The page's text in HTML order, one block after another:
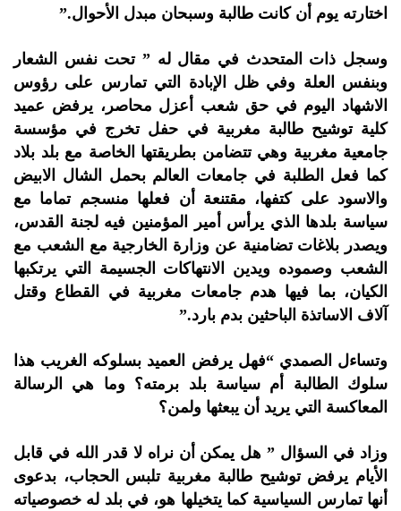
اختارته يوم أن كانت طالبة وسبحان مبدل الأحوال.”
وسجل ذات المتحدث في مقال له ” تحت نفس الشعار
وبنفس العلة وفي ظل الإبادة التي تمارس على رؤوس
الاشهاد اليوم في حق شعب أعزل محاصر، يرفض عميد
كلية توشيح طالبة مغربية في حفل تخرج في مؤسسة
جامعية مغربية وهي تتضامن بطريقتها الخاصة مع بلد بلاد
كما فعل الطلبة في جامعات العالم بحمل الشال الابيض
والاسود على كتفها، مقتنعة أن فعلها منسجم تماما مع
سياسة بلدها الذي يرأس أمير المؤمنين فيه لجنة القدس،
ويصدر بلاغات تضامنية عن وزارة الخارجية مع الشعب مع
الشعب وصموده ويدين الانتهاكات الجسيمة التي يرتكبها
الكيان، بما فيها هدم جامعات مغربية في القطاع وقتل
آلاف الاساتذة الباحثين بدم بارد.”
وتساءل الصمدي “فهل يرفض العميد بسلوكه الغريب هذا
سلوك الطالبة أم سياسة بلد برمته؟ وما هي الرسالة
المعاكسة التي يريد أن يبعثها ولمن؟
وزاد في السؤال ” هل يمكن أن نراه لا قدر الله في قابل
الأيام يرفض توشيح طالبة مغربية تلبس الحجاب، بدعوى
أنها تمارس السياسية كما يتخيلها هو، في بلد له خصوصياته